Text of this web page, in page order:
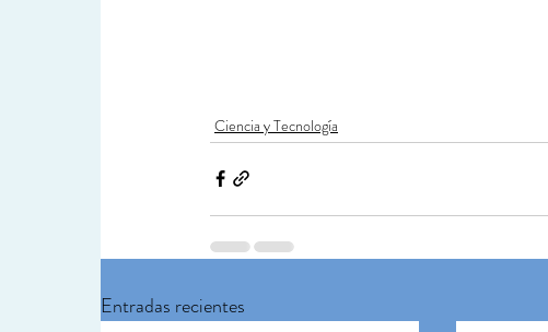
Ciencia y Tecnología
Entradas recientes